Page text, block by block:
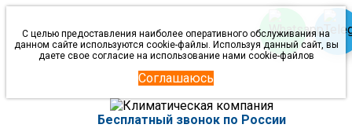
С целью предоставления наиболее оперативного обслуживания на
данном сайте используются cookie-файлы. Используя данный сайт, вы
даете свое согласие на использование нами cookie-файлов
Соглашаюсь
Бесплатный звонок по России